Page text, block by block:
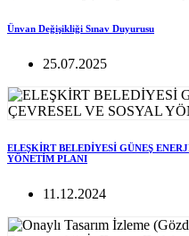
Ünvan Değişikliği Sınav Duyurusu
25.07.2025
ELEŞKİRT BELEDİYESİ GÜNEŞ
YÖNETİM PLANI
11.12.2024